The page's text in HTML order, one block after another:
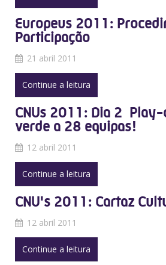
Europeus 2011:
Participação
21 abril 2011
Continue a leitura
CNUs 2011: Dia 2 
verde a 28 equipas!
12 abril 2011
Continue a leitura
CNU's 2011: Cartaz
12 abril 2011
Continue a leitura